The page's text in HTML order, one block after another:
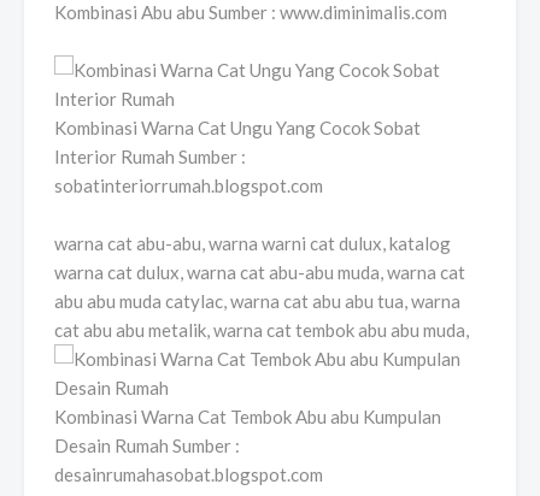
Kombinasi Abu abu Sumber : www.diminimalis.com
Kombinasi Warna Cat Ungu Yang Cocok Sobat
Interior Rumah Sumber :
sobatinteriorrumah.blogspot.com
warna cat abu-abu, warna warni cat dulux, katalog
warna cat dulux, warna cat abu-abu muda, warna cat
abu abu muda catylac, warna cat abu abu tua, warna
cat abu abu metalik, warna cat tembok abu abu muda,
Kombinasi Warna Cat Tembok Abu abu Kumpulan
Desain Rumah Sumber :
desainrumahasobat.blogspot.com